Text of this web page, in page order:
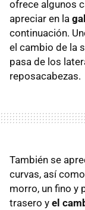
ofrece algunos
apreciar en la
continuación.
el cambio de la
pasa de los
reposacabezas.
También se
curvas, así
morro, un fino y
trasero y el